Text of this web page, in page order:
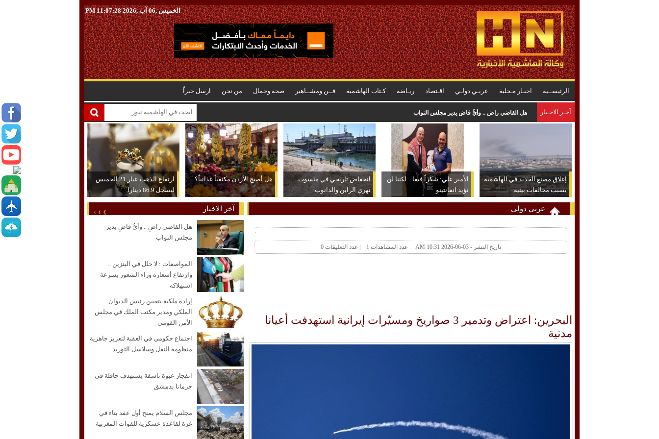
الخميس ,06 آب ,2026 11:07:29 PM
الرئيســية اخبـار مـحلية عربـي دولـي اقـتصاد ريـاضة كـتاب الهاشمية فــن ومشــاهير صحة وجمال من نحن ارسل خبراً
آخـر الاخـبار المواصفات : لا خلل في البنزين .. وارتفاع أسعاره وراء الشعور بسرعة استهلاكه
إغلاق مصنع الحديد في الهاشمية
بسبب مخالفات بيئية
الأمير علي: شكراً فيفا .. لكننا لن
نؤيد انفانتينو
انخفاض تاريخي في منسوب
نهري الراين والدانوب
هل أصبح الأردن مكتفياً غذائياً؟
ارتفاع الذهب عيار 21 الخميس
ليسجل 86.9 دينارا
عربي دولي
تاريخ النشر - 03-06-2026 10:31 AM عدد المشاهدات 1 | عدد التعليقات 0
البحرين: اعتراض وتدمير 3 صواريخ ومسيّرات إيرانية استهدفت أعيانا
مدنية
آخر الاخبار
هل القاضي راضٍ .. وأيُّ قاضٍ يدير
مجلس النواب
المواصفات : لا خلل في البنزين ..
وارتفاع أسعاره وراء الشعور بسرعة
استهلاكه
إرادة ملكية بتعيين رئيس الديوان
الملكي ومدير مكتب الملك في مجلس
الأمن القومي
اجتماع حكومي في العقبة لتعزيز جاهزية
منظومة النقل وسلاسل التوريد
انفجار عبوة ناسفة يستهدف حافلة في
جرمانا بدمشق
مجلس السلام يمنح أول عقد بناء في
غزة لقاعدة عسكرية للقوات المغربية